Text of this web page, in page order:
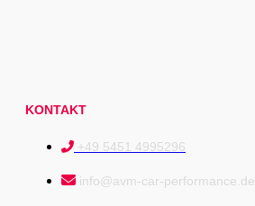
KONTAKT
+49 5451 4995296
info@avm-car-performance.de